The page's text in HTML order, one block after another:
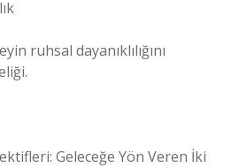
ruhsal dayanıklılığını
Geleceğe Yön Veren İki